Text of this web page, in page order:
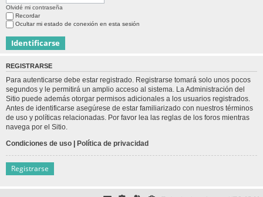
Olvidé mi contraseña
Recordar
Ocultar mi estado de conexión en esta sesión
REGISTRARSE
Para autenticarse debe estar registrado. Registrarse tomará solo unos pocos
segundos y le permitirá un amplio acceso al sistema. La Administración del
Sitio puede además otorgar permisos adicionales a los usuarios registrados.
Antes de identificarse asegúrese de estar familiarizado con nuestros términos
de uso y políticas relacionadas. Por favor lea las reglas de los foros mientras
navega por el Sitio.
Condiciones de uso | Política de privacidad
Registrarse